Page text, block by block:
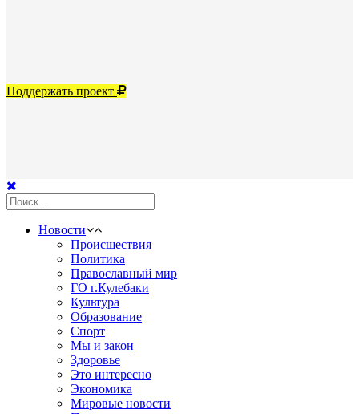
Поддержать проект
Новости
Происшествия
Политика
Православный мир
ГО г.Кулебаки
Культура
Образование
Спорт
Мы и закон
Здоровье
Это интересно
Экономика
Мировые новости